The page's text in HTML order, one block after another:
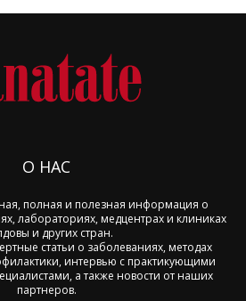
О НАС
полная и полезная информация о
лабораториях, медцентрах и клиниках
и других стран.
статьи о заболеваниях, методах
интервью с практикующими
а также новости от наших
партнеров.